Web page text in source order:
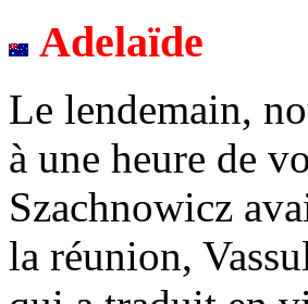
Adelaïde
Le lendemain,
à une heure de
Szachnowicz
la réunion,